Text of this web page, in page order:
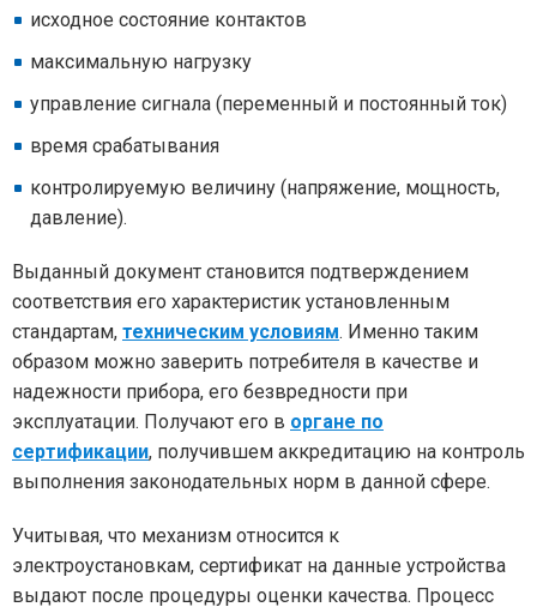
исходное состояние контактов
максимальную нагрузку
управление сигнала (переменный и постоянный ток)
время срабатывания
контролируемую величину (напряжение, мощность,
давление).
Выданный документ становится подтверждением
соответствия его характеристик установленным
стандартам, техническим условиям. Именно таким
образом можно заверить потребителя в качестве и
надежности прибора, его безвредности при
эксплуатации. Получают его в органе по
сертификации, получившем аккредитацию на контроль
выполнения законодательных норм в данной сфере.
Учитывая, что механизм относится к
электроустановкам, сертификат на данные устройства
выдают после процедуры оценки качества. Процесс